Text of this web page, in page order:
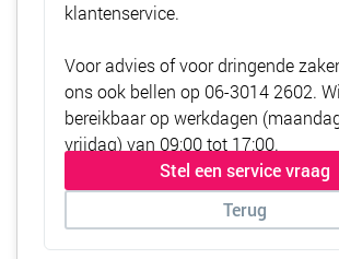
klantenservice.
Voor advies of voor dringende
ons ook bellen op 06-3014 2602.
bereikbaar op werkdagen
vrijdag) van 09:00 tot 17:00.
Stel een service vraag
Terug